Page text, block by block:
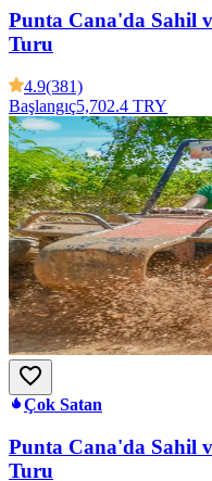
Punta Cana'da Sahil
Turu
4.9(381)
Başlangıç5,702.4 TRY
Çok Satan
Punta Cana'da Sahil
Turu